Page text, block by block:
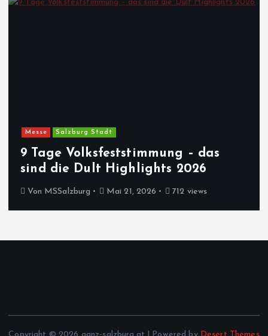
Messe Salzburg Stadt
9 Tage Volksfeststimmung – das
sind die Dult Highlights 2026
Von MSSalzburg Mai 21, 2026 712 views